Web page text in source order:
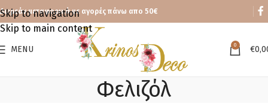
Skip to navigation
Skip to main content
Δωρεάν μεταφορικά με αγορές πάνω απο 50€
MENU 0 €
Φελιζόλ